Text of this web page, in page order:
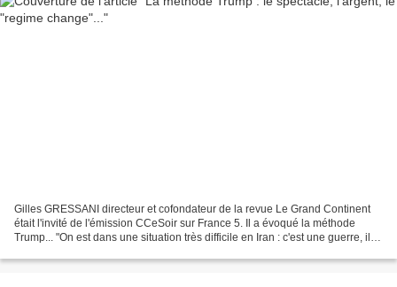
Gilles GRESSANI directeur et cofondateur de la revue Le Grand Continent
était l'invité de l'émission CCeSoir sur France 5. Il a évoqué la méthode
Trump... "On est dans une situation très difficile en Iran : c'est une guerre, il y